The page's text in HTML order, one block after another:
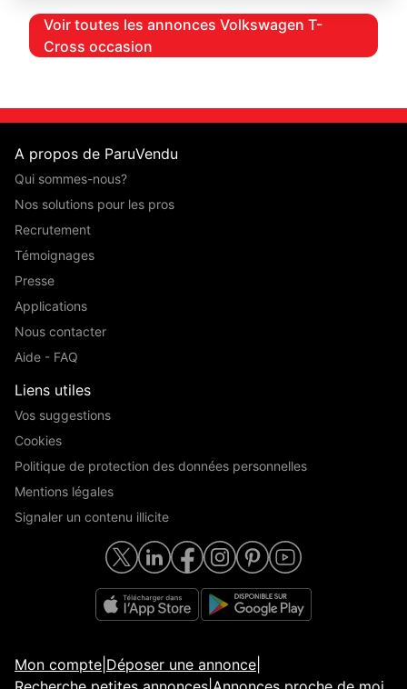
Voir toutes les annonces Volkswagen T-
Cross occasion
A propos de ParuVendu
Qui sommes-nous?
Nos solutions pour les pros
Recrutement
Témoignages
Presse
Applications
Nous contacter
Aide - FAQ
Liens utiles
Vos suggestions
Cookies
Politique de protection des données personnelles
Mentions légales
Signaler un contenu illicite
Mon compte Déposer une annonce